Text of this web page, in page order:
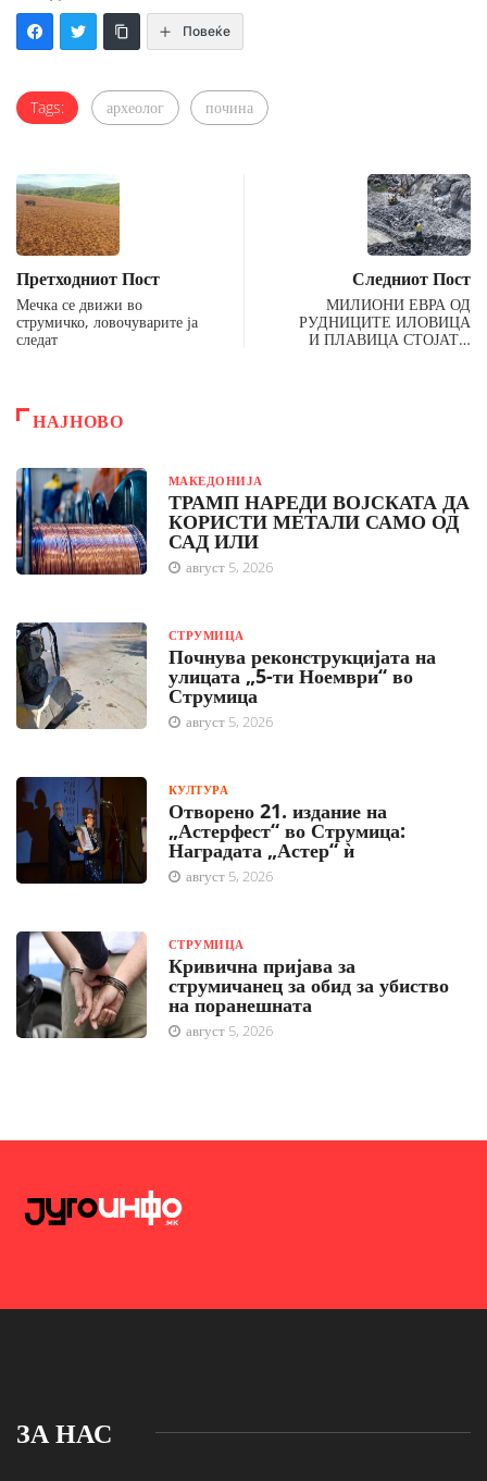
Повеќе
Tags: археолог почина
Претходниот Пост
Мечка се движи во
струмичко, ловочуварите ја
следат
Следниот Пост
МИЛИОНИ ЕВРА ОД
РУДНИЦИТЕ ИЛОВИЦА
И ПЛАВИЦА СТОЈАТ…
НАЈНОВО
МАКЕДОНИЈА
ТРАМП НАРЕДИ ВОЈСКАТА ДА
КОРИСТИ МЕТАЛИ САМО ОД
САД ИЛИ
август 5, 2026
СТРУМИЦА
Почнува реконструкцијата на
улицата „5-ти Ноември“ во
Струмица
август 5, 2026
КУЛТУРА
Отворено 21. издание на
„Астерфест“ во Струмица:
Наградата „Астер“ ѝ
август 5, 2026
СТРУМИЦА
Кривична пријава за
струмичанец за обид за убиство
на поранешната
август 5, 2026
ЗА НАС